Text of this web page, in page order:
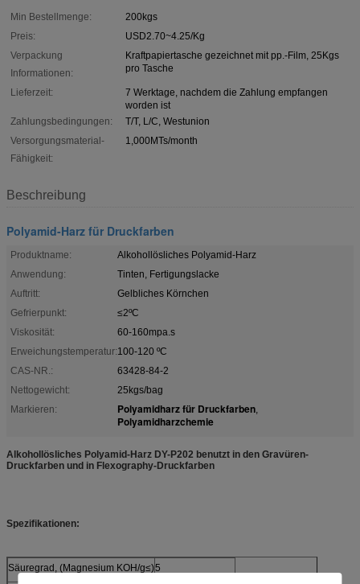
Min Bestellmenge:
200kgs
Preis:
USD2.70~4.25/Kg
Verpackung
Informationen:
Kraftpapiertasche gezeichnet mit pp.-Film, 25Kgs
pro Tasche
Lieferzeit:
7 Werktage, nachdem die Zahlung empfangen
worden ist
Zahlungsbedingungen:
T/T, L/C, Westunion
Versorgungsmaterial-
Fähigkeit:
1,000MTs/month
Beschreibung
Polyamid-Harz für Druckfarben
Produktname:
Alkohollösliches Polyamid-Harz
Anwendung:
Tinten, Fertigungslacke
Auftritt:
Gelbliches Körnchen
Gefrierpunkt:
≤2ºC
Viskosität:
60-160mpa.s
Erweichungstemperatur:100-120 ºC
CAS-NR.:
63428-84-2
Nettogewicht:
25kgs/bag
Markieren:
Polyamidharz für Druckfarben,
Polyamidharzchemie
Alkohollösliches Polyamid-Harz DY-P202 benutzt in den Gravüren-
Druckfarben und in Flexography-Druckfarben
Spezifikationen:
Säuregrad, (Magnesium KOH/g≤)5